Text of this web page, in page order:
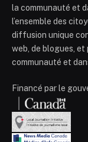
la communauté et
l’ensemble des
diffusion unique
web, de blogues,
communauté et
Financé par le